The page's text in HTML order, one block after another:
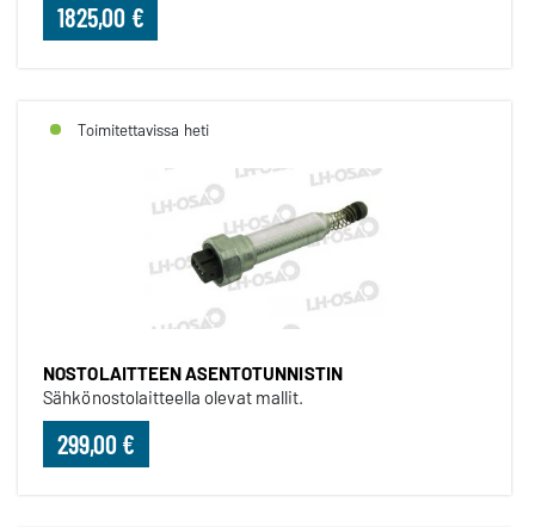
1825,00 €
Toimitettavissa heti
NOSTOLAITTEEN ASENTOTUNNISTIN
Sähkönostolaitteella olevat mallit.
299,00 €